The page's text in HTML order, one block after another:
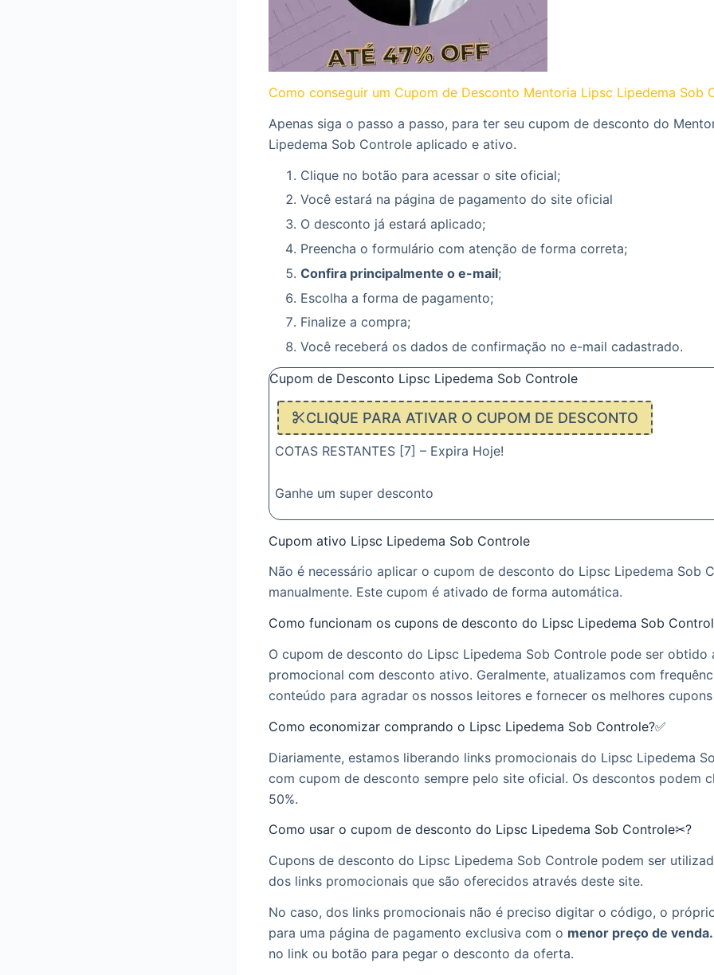
Como conseguir um Cupom de Desconto Mentoria Lipsc Lipedema Sob
Apenas siga o passo a passo, para ter seu cupom de desconto do
Lipedema Sob Controle aplicado e ativo.
Clique no botão para acessar o site oficial;
Você estará na página de pagamento do site oficial
O desconto já estará aplicado;
Preencha o formulário com atenção de forma correta;
Confira principalmente o e-mail;
Escolha a forma de pagamento;
Finalize a compra;
Você receberá os dados de confirmação no e-mail cadastrado.
Cupom de Desconto Lipsc Lipedema Sob Controle
CLIQUE PARA ATIVAR O CUPOM DE DESCONTO
COTAS RESTANTES [7] – Expira Hoje!
Ganhe um super desconto
Cupom ativo Lipsc Lipedema Sob Controle
Não é necessário aplicar o cupom de desconto do Lipsc Lipedema Sob
manualmente. Este cupom é ativado de forma automática.
Como funcionam os cupons de desconto do Lipsc Lipedema Sob
O cupom de desconto do Lipsc Lipedema Sob Controle pode ser obtido
promocional com desconto ativo. Geralmente, atualizamos com
conteúdo para agradar os nossos leitores e fornecer os melhores
Como economizar comprando o Lipsc Lipedema Sob Controle?✅
Diariamente, estamos liberando links promocionais do Lipsc Lipedema
com cupom de desconto sempre pelo site oficial. Os descontos podem
50%.
Como usar o cupom de desconto do Lipsc Lipedema Sob Controle✂?
Cupons de desconto do Lipsc Lipedema Sob Controle podem ser
dos links promocionais que são oferecidos através deste site.
No caso, dos links promocionais não é preciso digitar o código, o
para uma página de pagamento exclusiva com o menor preço de venda.
no link ou botão para pegar o desconto da oferta.